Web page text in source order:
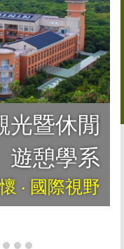
光暨休閒
遊憩學系
‧ 國際視野